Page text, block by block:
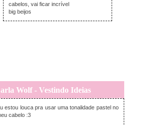
cabelos, vai ficar incrível
big beijos
Wolf - Vestindo Ideias
terça-feira, julho 18, 2017
estou louca pra usar uma tonalidade pastel no
cabelo :3